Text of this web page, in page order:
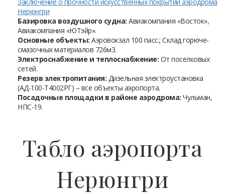
Нерюнгри
Базировка воздушного судна: Авиакомпания «Восток»,
Авиакомпания «ЮТэйр».
Основные объекты: Аэровокзал 100 пасс.; Склад горюче-
смазочных материалов 726м3.
Электроснабжение и теплоснабжение: От поселковых
сетей.
Резерв электропитания: Дизельная электроустановка
(АД-100-Т4002РГ) – все объекты аэропорта.
Посадочные площадки в районе аэродрома: Чульман,
НПС-19.
Табло аэропорта
Нерюнгри